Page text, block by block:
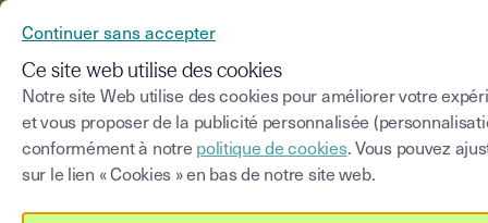
Politique deconfidentialité
Continuer sans accepter
Ce site web utilise des cookies
Notre site Web utilise des cookies pour améliorer votre
et vous proposer de la publicité personnalisée
conformément à notre politique de cookies. Vous pouvez
sur le lien « Cookies » en bas de notre site web.